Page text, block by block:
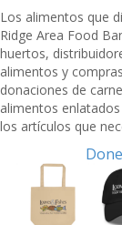
Los alimentos que
Ridge Area Food
huertos,
alimentos y
donaciones de
alimentos
los artículos que